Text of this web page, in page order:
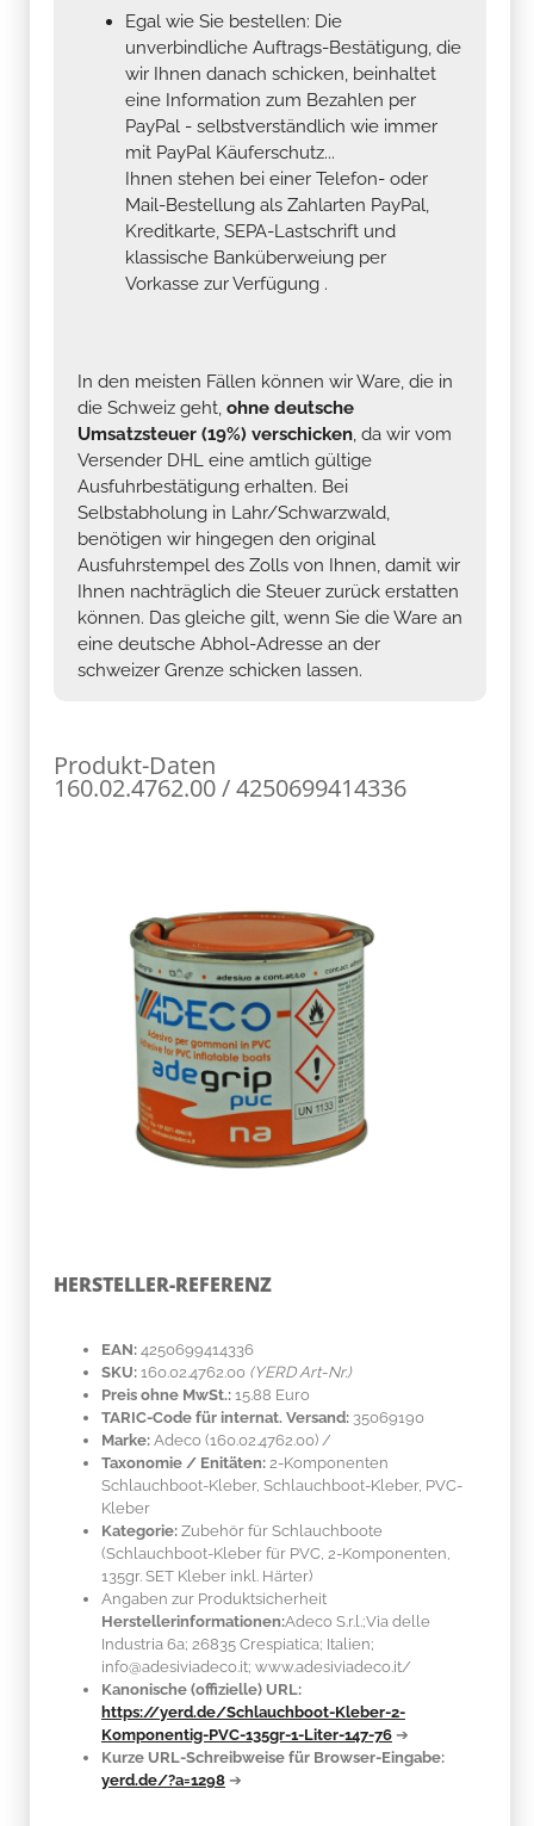
Egal wie Sie bestellen: Die
unverbindliche Auftrags-Bestätigung, die
wir Ihnen danach schicken, beinhaltet
eine Information zum Bezahlen per
PayPal - selbstverständlich wie immer
mit PayPal Käuferschutz...
Ihnen stehen bei einer Telefon- oder
Mail-Bestellung als Zahlarten PayPal,
Kreditkarte, SEPA-Lastschrift und
klassische Banküberweiung per
Vorkasse zur Verfügung .
In den meisten Fällen können wir Ware, die in
die Schweiz geht, ohne deutsche
Umsatzsteuer (19%) verschicken, da wir vom
Versender DHL eine amtlich gültige
Ausfuhrbestätigung erhalten. Bei
Selbstabholung in Lahr/Schwarzwald,
benötigen wir hingegen den original
Ausfuhrstempel des Zolls von Ihnen, damit wir
Ihnen nachträglich die Steuer zurück erstatten
können. Das gleiche gilt, wenn Sie die Ware an
eine deutsche Abhol-Adresse an der
schweizer Grenze schicken lassen.
Produkt-Daten
160.02.4762.00 / 4250699414336
HERSTELLER-REFERENZ
EAN: 4250699414336
SKU: 160.02.4762.00 (YERD Art-Nr.)
Preis ohne MwSt.: 15.88 Euro
TARIC-Code für internat. Versand: 35069190
Marke: Adeco (160.02.4762.00) /
Taxonomie / Enitäten: 2-Komponenten
Schlauchboot-Kleber, Schlauchboot-Kleber, PVC-
Kleber
Kategorie: Zubehör für Schlauchboote
(Schlauchboot-Kleber für PVC, 2-Komponenten,
135gr. SET Kleber inkl. Härter)
Angaben zur Produktsicherheit
Herstellerinformationen:Adeco S.r.l.;Via delle
Industria 6a; 26835 Crespiatica; Italien;
info@adesiviadeco.it; www.adesiviadeco.it/
Kanonische (offizielle) URL:
https://yerd.de/Schlauchboot-Kleber-2-
Komponentig-PVC-135gr-1-Liter-147-76 ➔
Kurze URL-Schreibweise für Browser-Eingabe:
yerd.de/?a=1298 ➔